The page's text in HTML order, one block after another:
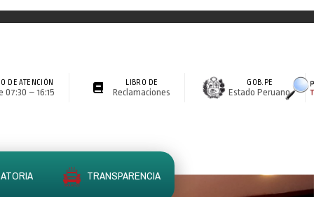
DE ATENCIÓN
07:30 – 16:15
LIBRO DE
Reclamaciones
GOB.PE
Estado Peruano
TRANSPARENCIA